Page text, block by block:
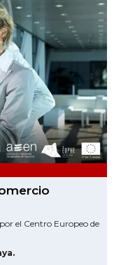
el Centro Europeo de